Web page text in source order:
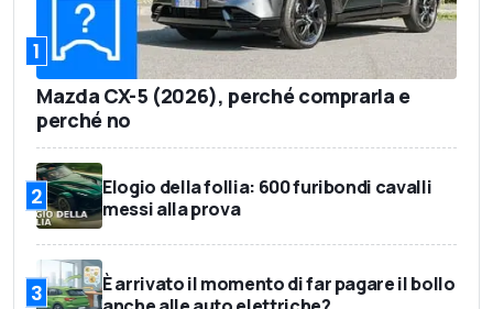
1
Mazda CX-5 (2026), perché comprarla e
perché no
2
Elogio della follia: 600 furibondi cavalli
messi alla prova
3
È arrivato il momento di far pagare il bollo